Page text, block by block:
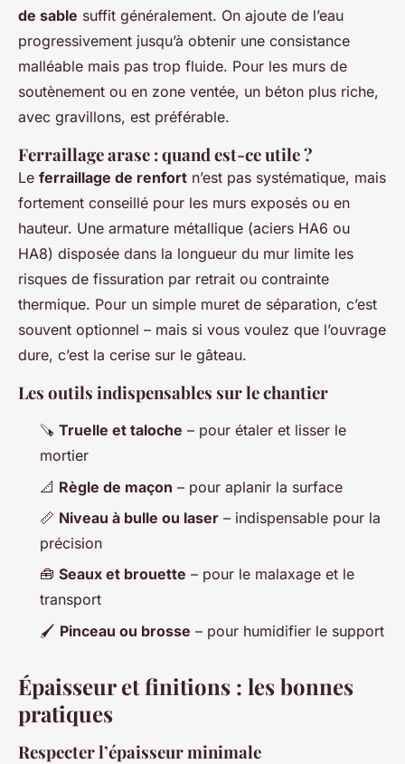
de sable suffit généralement. On ajoute de l’eau
progressivement jusqu’à obtenir une consistance
malléable mais pas trop fluide. Pour les murs de
soutènement ou en zone ventée, un béton plus riche,
avec gravillons, est préférable.
Ferraillage arase : quand est-ce utile ?
Le ferraillage de renfort n’est pas systématique, mais
fortement conseillé pour les murs exposés ou en
hauteur. Une armature métallique (aciers HA6 ou
HA8) disposée dans la longueur du mur limite les
risques de fissuration par retrait ou contrainte
thermique. Pour un simple muret de séparation, c’est
souvent optionnel – mais si vous voulez que l’ouvrage
dure, c’est la cerise sur le gâteau.
Les outils indispensables sur le chantier
🪚 Truelle et taloche – pour étaler et lisser le
mortier
📐 Règle de maçon – pour aplanir la surface
📏 Niveau à bulle ou laser – indispensable pour la
précision
🧰 Seaux et brouette – pour le malaxage et le
transport
🖌️ Pinceau ou brosse – pour humidifier le support
Épaisseur et finitions : les bonnes
pratiques
Respecter l’épaisseur minimale